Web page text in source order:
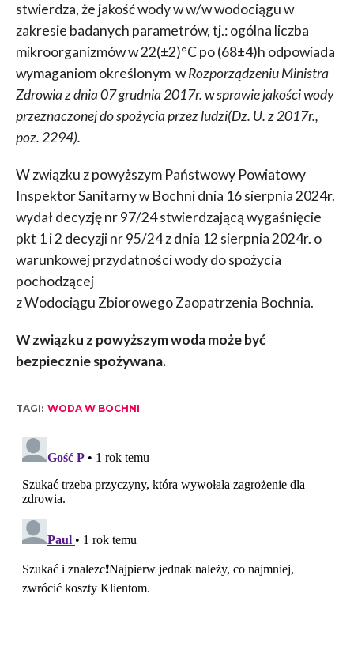
stwierdza, że jakość wody w w/w wodociągu w
zakresie badanych parametrów, tj.: ogólna liczba
mikroorganizmów w 22(±2)°C po (68±4)h odpowiada
wymaganiom określonym wRozporządzeniu Ministra
Zdrowia z dnia 07 grudnia 2017r. w sprawie jakości wody
przeznaczonej do spożycia przez ludzi(Dz. U. z 2017r.,
poz. 2294).
W związku z powyższym Państwowy Powiatowy
Inspektor Sanitarny w Bochni dnia 16 sierpnia 2024r.
wydał decyzję nr 97/24 stwierdzającą wygaśnięcie
pkt 1 i 2 decyzji nr 95/24 z dnia 12 sierpnia 2024r. o
warunkowej przydatności wody do spożycia
pochodzącej
z Wodociągu Zbiorowego Zaopatrzenia Bochnia.
W związku z powyższym woda może być
bezpiecznie spożywana.
TAGI: WODA W BOCHNI